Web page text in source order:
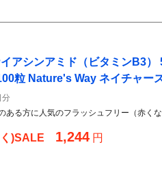
イアシンアミド（ビタミンB3
粒 Nature's Way ネイチャー
分
ある方に人気のフラッシュフリー（赤く
)SALE 1,244 円